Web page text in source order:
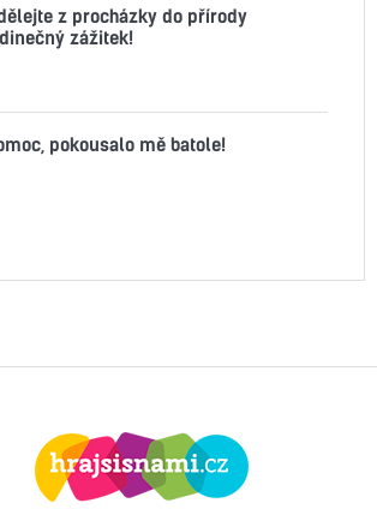
z procházky do přírody
zážitek!
pokousalo mě batole!